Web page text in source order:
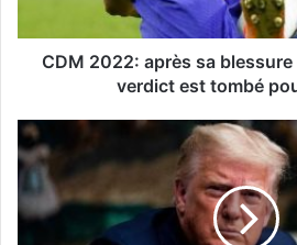
CDM 2022: après sa
verdict est tombé